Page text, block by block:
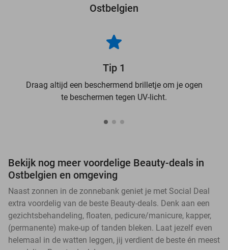
Ostbelgien
Tip 1
Draag altijd een beschermend brilletje om je ogen
te beschermen tegen UV-licht.
Bekijk nog meer voordelige Beauty-deals in
Ostbelgien en omgeving
Naast zonnen in de zonnebank geniet je met Social Deal
extra voordelig van de beste Beauty-deals. Denk aan een
gezichtsbehandeling, floaten, pedicure/manicure, kapper,
(permanente) make-up of tanden bleken. Laat jezelf even
helemaal in de watten leggen, jij verdient de beste én meest